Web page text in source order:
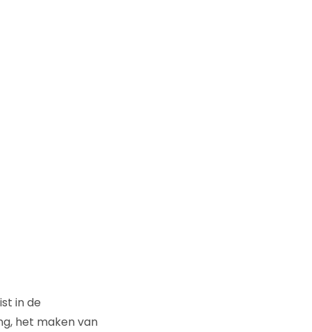
in de
het maken van